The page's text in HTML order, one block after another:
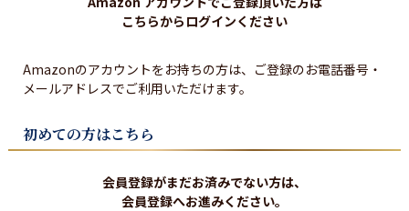
こちらからログインください
Amazonのアカウントをお持ちの方は、ご登録のお電話番号・
メールアドレスでご利用いただけます。
初めての方はこちら
会員登録がまだお済みでない方は、
会員登録へお進みください。